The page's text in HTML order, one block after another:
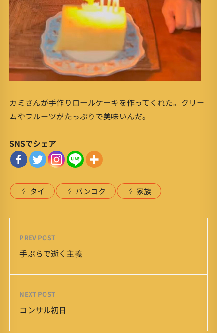
カミさんが手作りロールケーキを作ってくれた。クリー
ムやフルーツがたっぷりで美味いんだ。
SNSでシェア
タイ バンコク 家族
PREV POST
手ぶらで逝く主義
NEXT POST
コンサル初日